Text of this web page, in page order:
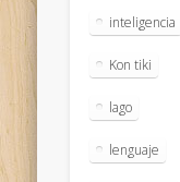
inteligencia
Kon tiki
lago
lenguaje